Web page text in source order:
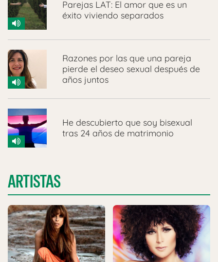
Parejas LAT: El amor que es un
éxito viviendo separados
Razones por las que una pareja
pierde el deseo sexual después de
años juntos
He descubierto que soy bisexual
tras 24 años de matrimonio
ARTISTAS